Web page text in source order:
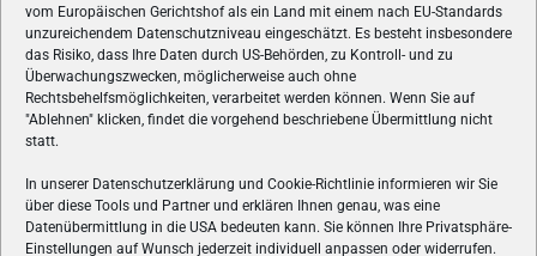
vom Europäischen Gerichtshof als ein Land mit einem nach EU-Standards
unzureichendem Datenschutzniveau eingeschätzt. Es besteht insbesondere
das Risiko, dass Ihre Daten durch US-Behörden, zu Kontroll- und zu
Überwachungszwecken, möglicherweise auch ohne
Rechtsbehelfsmöglichkeiten, verarbeitet werden können. Wenn Sie auf
"Ablehnen" klicken, findet die vorgehend beschriebene Übermittlung nicht
statt.
In unserer Datenschutzerklärung und Cookie-Richtlinie informieren wir Sie
über diese Tools und Partner und erklären Ihnen genau, was eine
Datenübermittlung in die USA bedeuten kann. Sie können Ihre Privatsphäre-
Einstellungen auf Wunsch jederzeit individuell anpassen oder widerrufen.
VON GAMERN, FÜR GAMER! Gamers.at ist das älteste Online-
Spielemagazin Österreichs und bringt täglich aktuelle News,
Reviews und Videos zu PC- und Konsolenspielen, Gaming-
Hardware und aus der Welt des e-Sport's.
FOLGE UNS